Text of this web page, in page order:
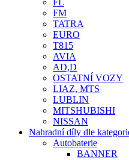
FL
FM
TATRA
EURO
T815
AVIA
AD,D
OSTATNÍ VOZY
LIAZ, MTS
LUBLIN
MITSHUBISHI
NISSAN
Nahradní díly dle
Autobaterie
BANNER